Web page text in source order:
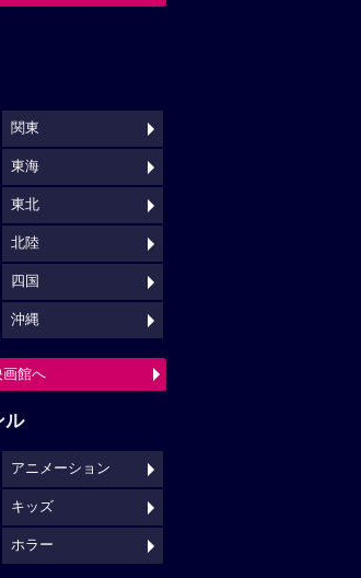
関東
東海
東北
北陸
四国
沖縄
館へ
ル
アニメーション
キッズ
ホラー